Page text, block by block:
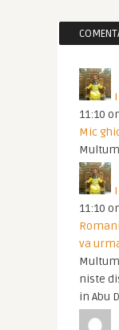
11:10
Mic
11:10
va
niste
in Abu